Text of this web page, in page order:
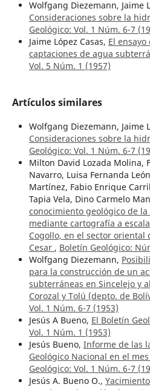
Wolfgang Diezemann, Jaime
Consideraciones sobre la
Geológico: Vol. 1 Núm. 6-7
Jaime López Casas, El
captaciones de agua
Vol. 5 Núm. 1 (1957)
Artículos similares
Wolfgang Diezemann, Jaime
Consideraciones sobre la
Geológico: Vol. 1 Núm. 6-7
Milton David Lozada Molina,
Navarro, Luisa Fernanda
Martínez, Fabio Enrique
Tapia Vela, Dino Carmelo
conocimiento geológico de
mediante cartografía a
Cogollo, en el sector
Cesar , Boletín Geológico:
Wolfgang Diezemann,
para la construcción de un
subterráneas en Sincelejo y
Corozal y Tolú (depto. de
Vol. 1 Núm. 6-7 (1953)
Jesús A Bueno, El Boletín
Vol. 1 Núm. 1 (1953)
Jesús Bueno, Informe de las
Geológico Nacional en el
Geológico: Vol. 1 Núm. 6-7
Jesús A. Bueno O.,